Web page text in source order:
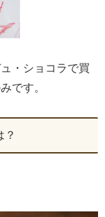
・ショコラで買
です。
？